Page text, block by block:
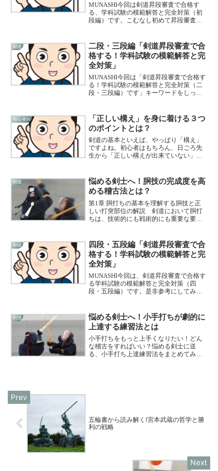
MUNASHI今回は剣道昇段審査で合格す
る、学科試験の模範解答と完全対策（初
段編）です。こむなし初めて昇段審査を
MUNASHIそれでは早速はじめていきまし
ょう。難しい言葉も出...
剣道
二段・三段編「剣道昇段審査で合
格する！学科試験の模範解答と完
全対策」
MUNASHI今回は「剣道昇段審査で合格す
る！学科試験の模範解答と完全対策（二
段・三段編）です」キーワードをしっか
科試験の問題と模範解答ですね。よろし
くお願いします。第...
初心者向
「正しい構え」を身に着ける３つ
のポイントとは？
剣道の基本といえば、やっぱり「構え」
ですよね。初心者はもちろん、日ごろ先
生から「正しい構えが出来ていない」と
回は「正しい構え」を身に着けるために
気を付けておきたい３つのポ...
剣道
悩める剣士へ！胴技の完成度を高
める稽古法とは？
第1章 胴打ちの基本を理解する胴技と正
しい打突部位の解説 剣道において胴打
ちは、技術的にも戦術的にも重要な要素
必要です。胴を打つ際は、竹刀の刃筋が
胴の表面に正確に当たる...
剣道
四段・五段編「剣道昇段審査で合
格する！学科試験の模範解答と完
全対策」
MUNASHI今回は、剣道昇段審査で合格す
る学科試験の模範解答と完全対策（四
段・五段編）です。是非参考にしてみて
「剣道の理念および剣道修練の心構え」
について述べなさい...
剣道
悩める剣士へ！小手打ちが劇的に
上達する練習法とは
小手打ちをもっと上手くなりたい！どん
な稽古をすればいい？悩める剣士に送
る、小手打ち上達練習法をまとめてみま
五輪書から読み解く!宮本武蔵の哲学と勝
利の戦略